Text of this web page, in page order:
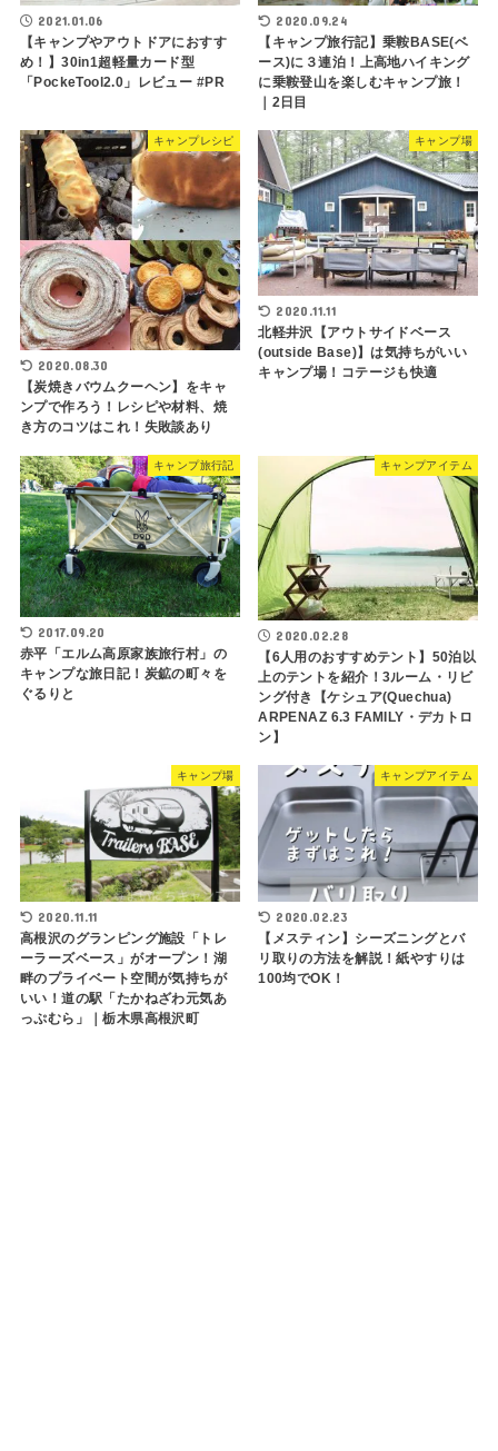
2021.01.06
【キャンプやアウトドアにおすす
め！】30in1超軽量カード型
「PockeTool2.0」レビュー #PR
2020.09.24
【キャンプ旅行記】乗鞍BASE(ベ
ース)に３連泊！上高地ハイキング
に乗鞍登山を楽しむキャンプ旅！
｜2日目
キャンプレシピ
2020.08.30
【炭焼きバウムクーヘン】をキャ
ンプで作ろう！レシピや材料、焼
き方のコツはこれ！失敗談あり
キャンプ場
2020.11.11
北軽井沢【アウトサイドベース
(outside Base)】は気持ちがいい
キャンプ場！コテージも快適
キャンプ旅行記
2017.09.20
赤平「エルム高原家族旅行村」の
キャンプな旅日記！炭鉱の町々を
ぐるりと
キャンプアイテム
2020.02.28
【6人用のおすすめテント】50泊以
上のテントを紹介！3ルーム・リビ
ング付き【ケシュア(Quechua)
ARPENAZ 6.3 FAMILY・デカトロ
ン】
キャンプ場
2020.11.11
高根沢のグランピング施設「トレ
ーラーズベース」がオープン！湖
畔のプライベート空間が気持ちが
いい！道の駅「たかねざわ元気あ
っぷむら」｜栃木県高根沢町
キャンプアイテム
2020.02.23
【メスティン】シーズニングとバ
リ取りの方法を解説！紙やすりは
100均でOK！